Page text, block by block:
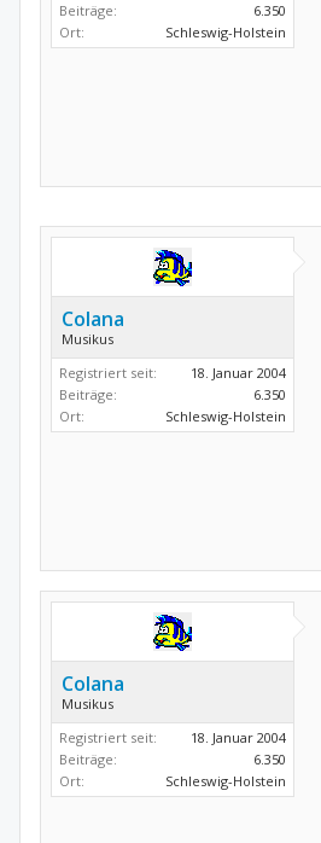
Beiträge:
6.350
Ort:
Schleswig-Holstein
Colana
Musikus
Registriert seit:
18. Januar 2004
Beiträge:
6.350
Ort:
Schleswig-Holstein
Colana
Musikus
Registriert seit:
18. Januar 2004
Beiträge:
6.350
Ort:
Schleswig-Holstein